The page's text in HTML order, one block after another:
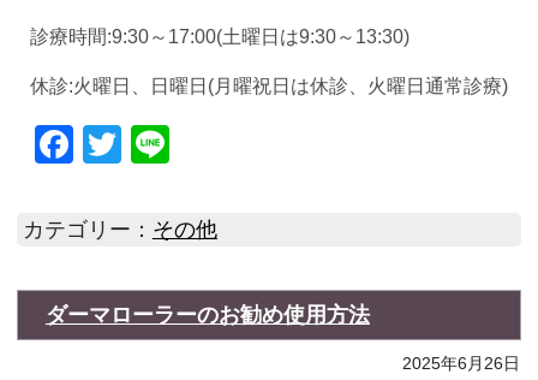
診療時間:9:30～17:00(土曜日は9:30～13:30)
休診:火曜日、日曜日(月曜祝日は休診、火曜日通常診療)
Facebook
Twitter
Line
カテゴリー： その他
ダーマローラーのお勧め使用方法
2025年6月26日